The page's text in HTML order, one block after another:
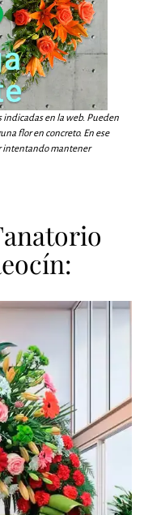
indicadas en la web. Pueden
flor en concreto. En ese
intentando mantener